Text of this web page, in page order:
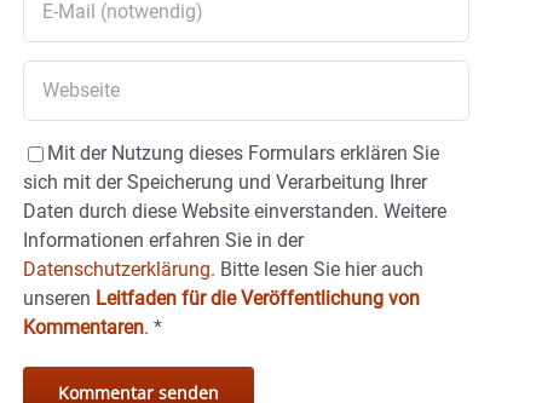
Mit der Nutzung dieses Formulars erklären Sie
sich mit der Speicherung und Verarbeitung Ihrer
Daten durch diese Website einverstanden. Weitere
Informationen erfahren Sie in der
Datenschutzerklärung. Bitte lesen Sie hier auch
unseren Leitfaden für die Veröffentlichung von
Kommentaren. *